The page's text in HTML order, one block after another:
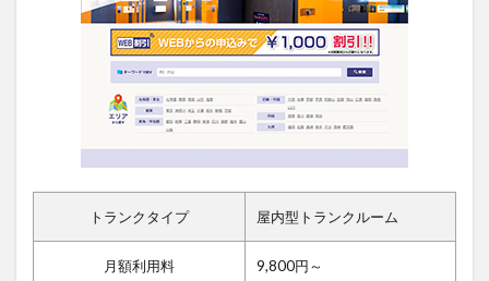
トランクタイプ 屋内型トランクルーム
月額利用料 9,800円～